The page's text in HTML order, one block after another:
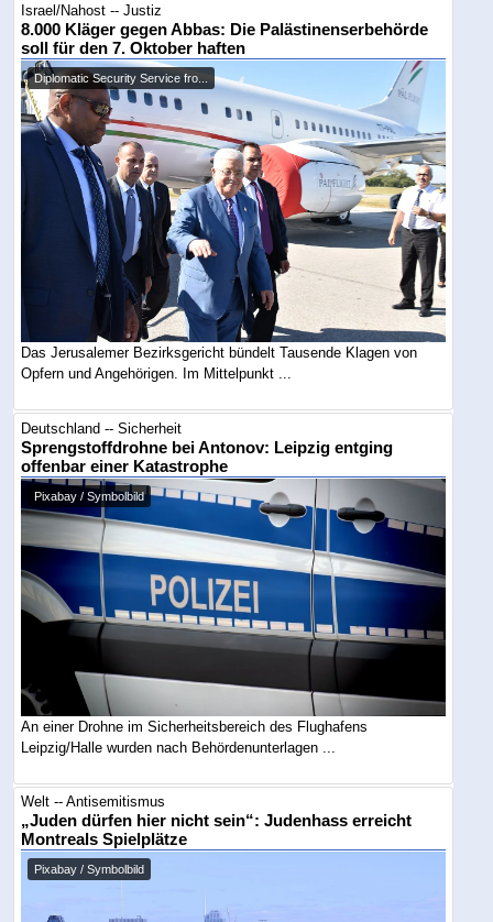
Israel/Nahost -- Justiz
8.000 Kläger gegen Abbas: Die Palästinenserbehörde
soll für den 7. Oktober haften
Diplomatic Security Service fro...
Das Jerusalemer Bezirksgericht bündelt Tausende Klagen von
Opfern und Angehörigen. Im Mittelpunkt ...
Deutschland -- Sicherheit
Sprengstoffdrohne bei Antonov: Leipzig entging
offenbar einer Katastrophe
Pixabay / Symbolbild
An einer Drohne im Sicherheitsbereich des Flughafens
Leipzig/Halle wurden nach Behördenunterlagen ...
Welt -- Antisemitismus
„Juden dürfen hier nicht sein“: Judenhass erreicht
Montreals Spielplätze
Pixabay / Symbolbild